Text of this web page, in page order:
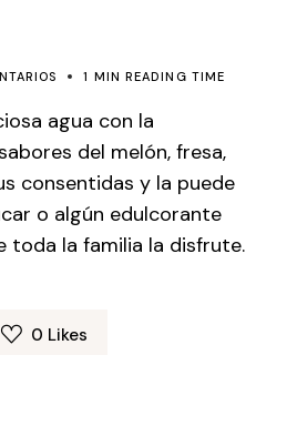
1 MIN READING TIME
agua con la
del melón, fresa,
consentidas y la puede
o algún edulcorante
toda la familia la disfrute.
0 Likes